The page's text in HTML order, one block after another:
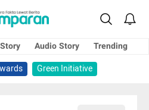
Audio Story
Trending
Green Initiative